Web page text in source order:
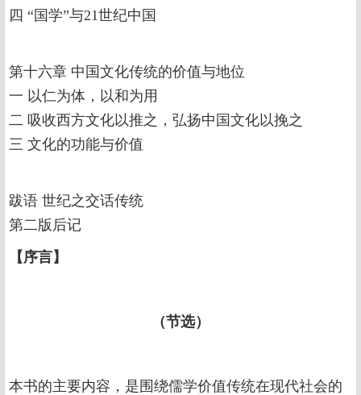
四 “国学”与21世纪中国
第十六章 中国文化传统的价值与地位
一 以仁为体，以和为用
二 吸收西方文化以推之，弘扬中国文化以挽之
三 文化的功能与价值
跋语 世纪之交话传统
第二版后记
【序言】
（节选）
本书的主要内容，是围绕儒学价值传统在现代社会的